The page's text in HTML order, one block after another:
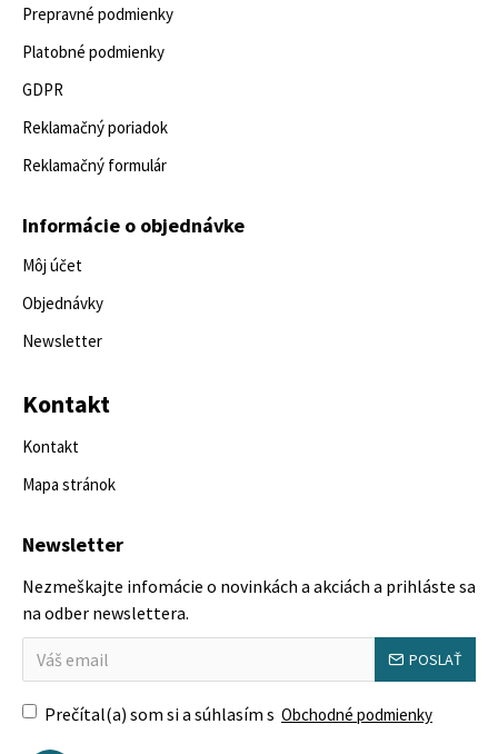
Prepravné podmienky
Platobné podmienky
GDPR
Reklamačný poriadok
Reklamačný formulár
Informácie o objednávke
Môj účet
Objednávky
Newsletter
Kontakt
Kontakt
Mapa stránok
Newsletter
Nezmeškajte infomácie o novinkách a akciách a prihláste sa
na odber newslettera.
POSLAŤ
Prečítal(a) som si a súhlasím s Obchodné podmienky